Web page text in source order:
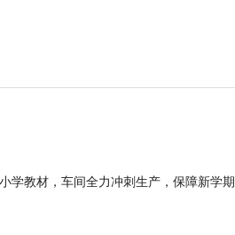
学教材，车间全力冲刺生产，保障新学